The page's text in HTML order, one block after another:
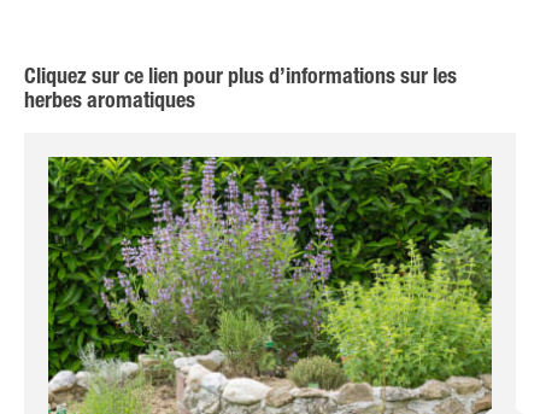
Cliquez sur ce lien pour plus d’informations sur les
herbes aromatiques